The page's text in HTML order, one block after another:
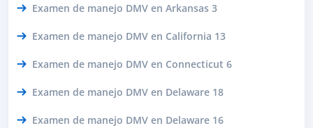
Examen de manejo DMV en Arkansas 3
Examen de manejo DMV en California 13
Examen de manejo DMV en Connecticut 6
Examen de manejo DMV en Delaware 18
Examen de manejo DMV en Delaware 16